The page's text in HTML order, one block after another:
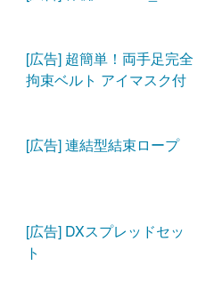
[広告] 超簡単！両手足完全
拘束ベルト アイマスク付
[広告] 連結型結束ロープ
[広告] DXスプレッドセッ
ト